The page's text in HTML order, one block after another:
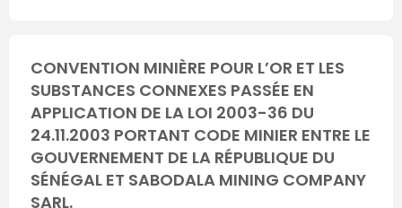
CONVENTION MINIÈRE POUR L’OR ET LES
SUBSTANCES CONNEXES PASSÉE EN
APPLICATION DE LA LOI 2003-36 DU
24.11.2003 PORTANT CODE MINIER ENTRE LE
GOUVERNEMENT DE LA RÉPUBLIQUE DU
SÉNÉGAL ET SABODALA MINING COMPANY
SARL.